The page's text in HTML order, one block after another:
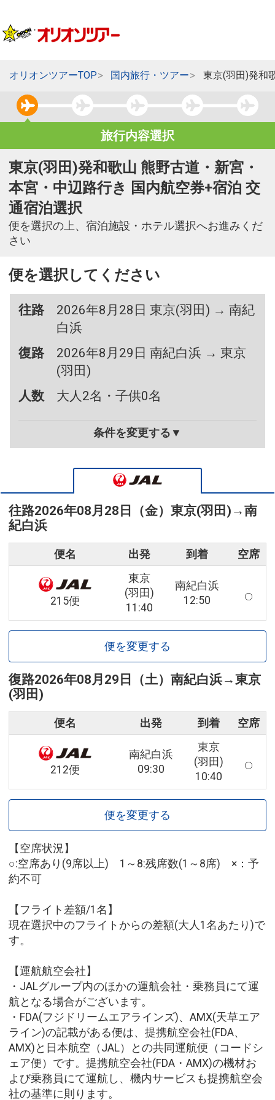
オリオンツアーTOP 国内旅行・ツアー 東京(羽田)発和
旅行内容選択
東京(羽田)発和歌山 熊野古道・新宮・
本宮・中辺路行き 国内航空券+宿泊 交
通宿泊選択
便を選択の上、宿泊施設・ホテル選択へお進みくだ
さい
便を選択してください
往路
2026年8月28日 東京(羽田) → 南紀
白浜
復路
2026年8月29日 南紀白浜 → 東京
(羽田)
人数
大人2名・子供0名
条件を変更する▼
往路2026年08月28日（金） 東京(羽田) →南
紀白浜
便名 出発 到着 空席
215便
東京
(羽田)
11:40
南紀白浜
12:50
便を変更する
復路2026年08月29日（土） 南紀白浜→東京
(羽田)
便名 出発 到着 空席
212便
南紀白浜
09:30
東京
(羽田)
10:40
便を変更する
【空席状況】
○:空席あり(9席以上) 1～8:残席数(1～8席) ×：予
約不可
【フライト差額/1名】
現在選択中のフライトからの差額(大人1名あたり)で
す。
【運航航空会社】
・JALグループ内のほかの運航会社・乗務員にて運
航となる場合がございます。
・FDA(フジドリームエアラインズ)、AMX(天草エア
ライン)の記載がある便は、提携航空会社(FDA、
AMX)と日本航空（JAL）との共同運航便（コードシ
ェア便）です。提携航空会社(FDA・AMX)の機材お
よび乗務員にて運航し、機内サービスも提携航空会
社の基準に則ります。